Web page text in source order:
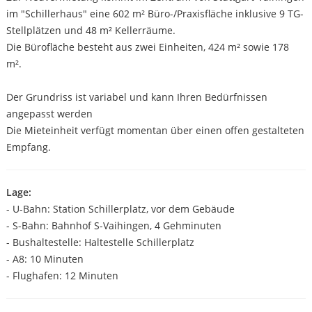
im "Schillerhaus" eine 602 m² Büro-/Praxisfläche inklusive 9 TG-
Stellplätzen und 48 m² Kellerräume.
Die Bürofläche besteht aus zwei Einheiten, 424 m² sowie 178
m².
Der Grundriss ist variabel und kann Ihren Bedürfnissen
angepasst werden
Die Mieteinheit verfügt momentan über einen offen gestalteten
Empfang.
Lage:
- U-Bahn: Station Schillerplatz, vor dem Gebäude
- S-Bahn: Bahnhof S-Vaihingen, 4 Gehminuten
- Bushaltestelle: Haltestelle Schillerplatz
- A8: 10 Minuten
- Flughafen: 12 Minuten